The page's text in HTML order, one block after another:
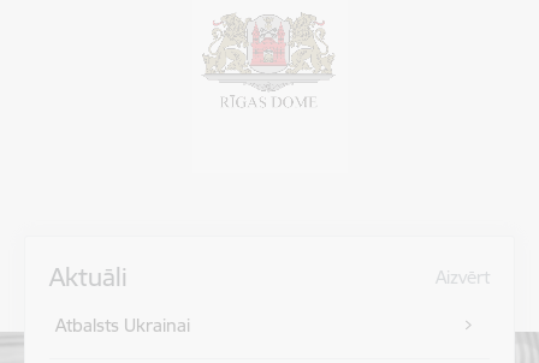
Aktuāli Aizvērt
Atbalsts Ukrainai